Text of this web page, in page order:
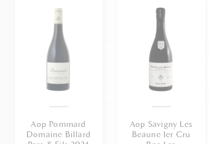
Aop Pommard
Domaine Billard
Aop Savigny Les
Beaune 1er Cru